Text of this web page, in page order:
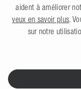
aident à améliorer
veux en savoir plus .
sur notre